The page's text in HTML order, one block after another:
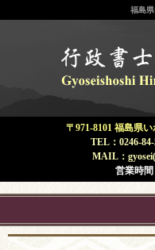
福島県 いわき
事務所
福島
〒971-8101 福島県
TEL：0246-
MAIL：
営業時